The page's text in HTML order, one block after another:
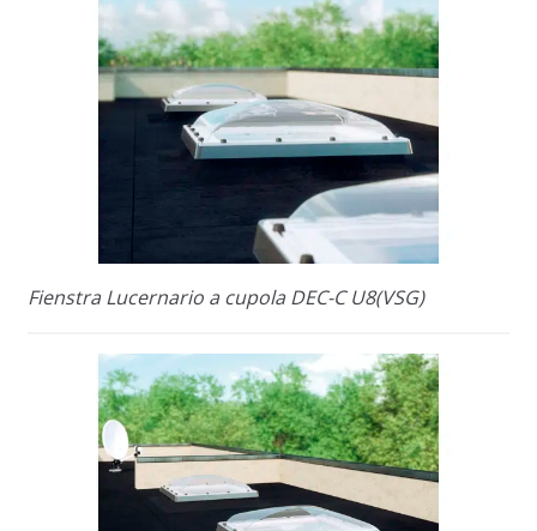
Fienstra Lucernario a cupola DEC-C U8(VSG)